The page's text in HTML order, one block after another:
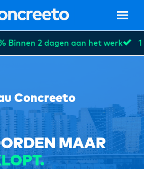
2 dagen aan het werk 1
Concreeto
MAAR